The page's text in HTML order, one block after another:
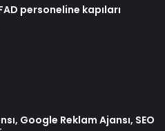
personeline kapıları
Google Reklam Ajansı, SEO